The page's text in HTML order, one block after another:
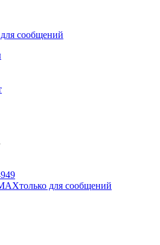
для сообщений
только для сообщений